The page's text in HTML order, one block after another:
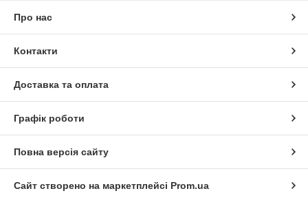
Про нас
Контакти
Доставка та оплата
Графік роботи
Повна версія сайту
Сайт створено на маркетплейсі Prom.ua